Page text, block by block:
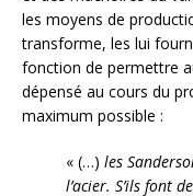
les moyens de
transforme, les lui
fonction de permettre
dépensé au cours du
maximum possible :
« (…) les
l’acier. S’ils font